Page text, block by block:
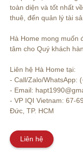
toàn diện và tốt nhất
thuê, đến quản lý tài
Hà Home mong muốn
tâm cho Quý khách
Liên hệ Hà Home tại:
- Call/Zalo/WhatsApp:
- Email:
- VP IQI Vietnam: 67-
Đức, TP. HCM
Liên hệ